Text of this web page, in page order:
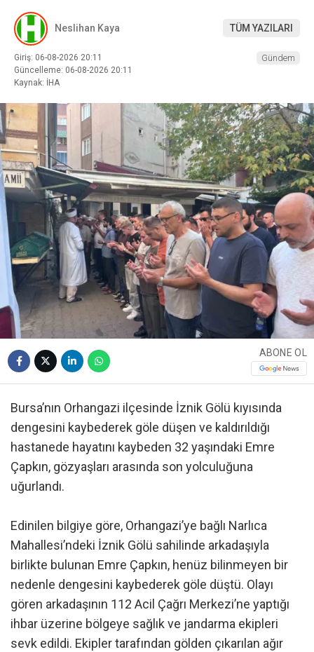
Neslihan Kaya TÜM YAZILARI
Giriş: 06-08-2026 20:11
Güncelleme: 06-08-2026 20:11
Kaynak: İHA
Gündem
ABONE OL
Bursa’nın Orhangazi ilçesinde İznik Gölü kıyısında
dengesini kaybederek göle düşen ve kaldırıldığı
hastanede hayatını kaybeden 32 yaşındaki Emre
Çapkın, gözyaşları arasında son yolculuğuna
uğurlandı.
Edinilen bilgiye göre, Orhangazi’ye bağlı Narlıca
Mahallesi’ndeki İznik Gölü sahilinde arkadaşıyla
birlikte bulunan Emre Çapkın, henüz bilinmeyen bir
nedenle dengesini kaybederek göle düştü. Olayı
gören arkadaşının 112 Acil Çağrı Merkezi’ne yaptığı
ihbar üzerine bölgeye sağlık ve jandarma ekipleri
sevk edildi. Ekipler tarafından gölden çıkarılan ağır